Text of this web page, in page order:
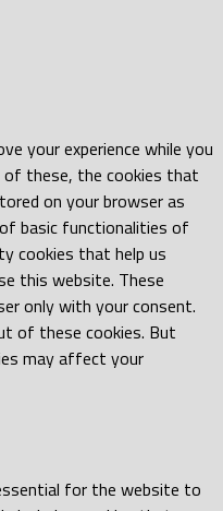
your experience while you
these, the cookies that
on your browser as
basic functionalities of
cookies that help us
this website. These
only with your consent.
of these cookies. But
may affect your
for the website to